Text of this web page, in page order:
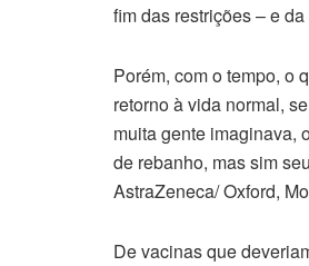
fim das restrições – e
Porém, com o tempo, o
retorno à vida normal,
muita gente imaginava,
de rebanho, mas sim
AstraZeneca/ Oxford,
De vacinas que